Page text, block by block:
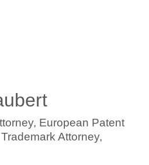
European Patent
Attorney,